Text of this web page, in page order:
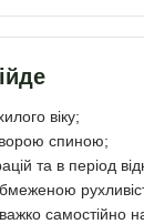
віку;
спиною;
та в період
самостійно